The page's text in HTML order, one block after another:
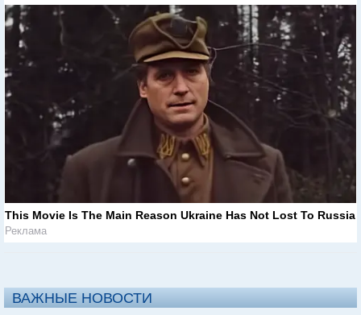
This Movie Is The Main Reason Ukraine Has Not Lost To Russia
Реклама
ВАЖНЫЕ НОВОСТИ